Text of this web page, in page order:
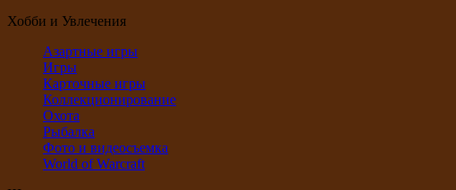
Хобби и Увлечения
Азартные игры
Игры
Карточные игры
Коллекционирование
Охота
Рыбалка
Фото и видеосъемка
World of Warcraft